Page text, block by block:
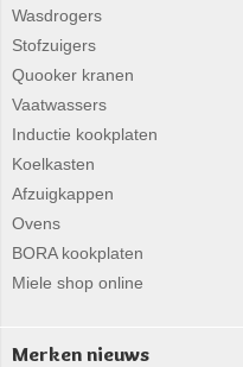
Wasdrogers
Stofzuigers
Quooker kranen
Vaatwassers
Inductie kookplaten
Koelkasten
Afzuigkappen
Ovens
BORA kookplaten
Miele shop online
Merken nieuws